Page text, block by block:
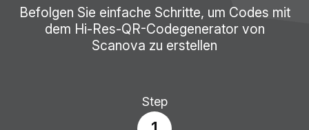
Befolgen Sie einfache Schritte, um Codes mit
dem Hi-Res-QR-Codegenerator von
Scanova zu erstellen
Step